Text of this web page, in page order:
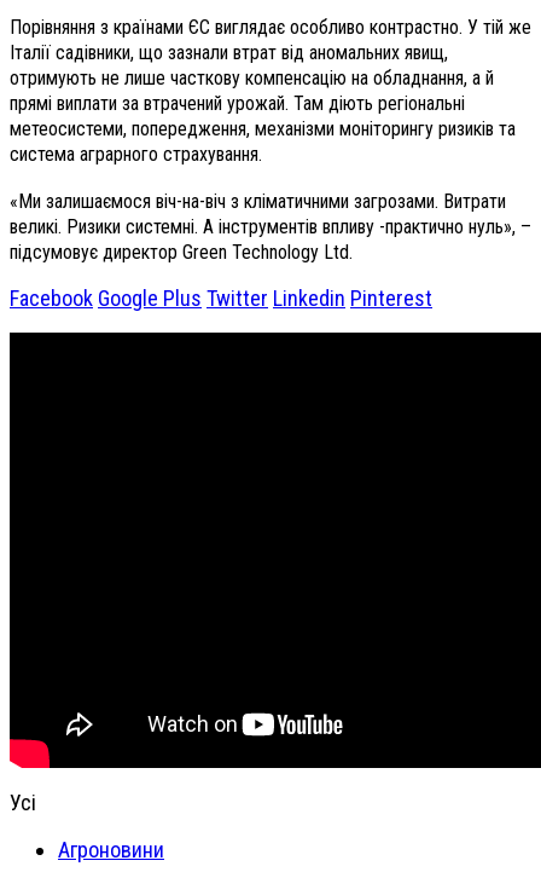
Порівняння з країнами ЄС виглядає особливо контрастно. У тій же
Італії садівники, що зазнали втрат від аномальних явищ,
отримують не лише часткову компенсацію на обладнання, а й
прямі виплати за втрачений урожай. Там діють регіональні
метеосистеми, попередження, механізми моніторингу ризиків та
система аграрного страхування.
«Ми залишаємося віч-на-віч з кліматичними загрозами. Витрати
великі. Ризики системні. А інструментів впливу -практично нуль», –
підсумовує директор Green Technology Ltd.
Facebook Google Plus Twitter Linkedin Pinterest
Усі
Агроновини